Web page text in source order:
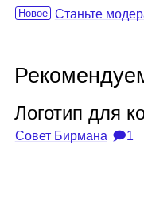
Новое Станьте
Лого­тип для
Совет Бирмана 🗩1